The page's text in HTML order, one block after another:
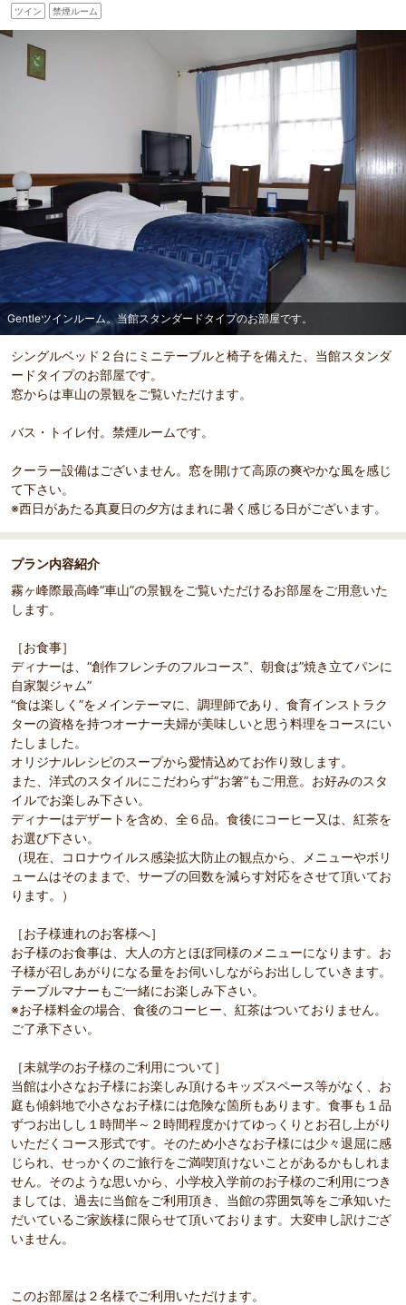
ツイン 禁煙ルーム
Gentleツインルーム。当館スタンダードタイプのお部屋です。
シングルベッド２台にミニテーブルと椅子を備えた、当館スタンダ
ードタイプのお部屋です。
窓からは車山の景観をご覧いただけます。
バス・トイレ付。禁煙ルームです。
クーラー設備はございません。窓を開けて高原の爽やかな風を感じ
て下さい。
※西日があたる真夏日の夕方はまれに暑く感じる日がございます。
プラン内容紹介
霧ヶ峰際最高峰“車山”の景観をご覧いただけるお部屋をご用意いた
します。
［お食事］
ディナーは、“創作フレンチのフルコース”、朝食は”焼き立てパンに
自家製ジャム”
“食は楽しく”をメインテーマに、調理師であり、食育インストラク
ターの資格を持つオーナー夫婦が美味しいと思う料理をコースにい
たしました。
オリジナルレシピのスープから愛情込めてお作り致します。
また、洋式のスタイルにこだわらず“お箸”もご用意。お好みのスタ
イルでお楽しみ下さい。
ディナーはデザートを含め、全６品。食後にコーヒー又は、紅茶を
お選び下さい。
（現在、コロナウイルス感染拡大防止の観点から、メニューやボリ
ュームはそのままで、サーブの回数を減らす対応をさせて頂いてお
ります。）
［お子様連れのお客様へ］
お子様のお食事は、大人の方とほぼ同様のメニューになります。お
子様が召しあがりになる量をお伺いしながらお出ししていきます。
テーブルマナーもご一緒にお楽しみ下さい。
※お子様料金の場合、食後のコーヒー、紅茶はついておりません。
ご了承下さい。
［未就学のお子様のご利用について］
当館は小さなお子様にお楽しみ頂けるキッズスペース等がなく、お
庭も傾斜地で小さなお子様には危険な箇所もあります。食事も１品
ずつお出しし１時間半～２時間程度かけてゆっくりとお召し上がり
いただくコース形式です。そのため小さなお子様には少々退屈に感
じられ、せっかくのご旅行をご満喫頂けないことがあるかもしれま
せん。そのような思いから、小学校入学前のお子様のご利用につき
ましては、過去に当館をご利用頂き、当館の雰囲気等をご承知いた
だいているご家族様に限らせて頂いております。大変申し訳けござ
いません。
このお部屋は２名様でご利用いただけます。
部屋詳細
Gentleツインルーム。当館スタンダードタイプのお部屋
です。